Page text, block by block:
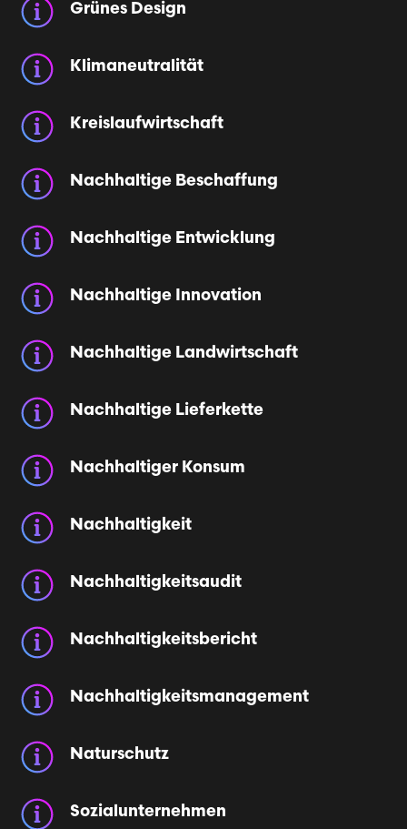
Grünes Design
Klimaneutralität
Kreislaufwirtschaft
Nachhaltige Beschaffung
Nachhaltige Entwicklung
Nachhaltige Innovation
Nachhaltige Landwirtschaft
Nachhaltige Lieferkette
Nachhaltiger Konsum
Nachhaltigkeit
Nachhaltigkeitsaudit
Nachhaltigkeits­bericht
Nachhaltigkeits­management
Naturschutz
Sozialunternehmen